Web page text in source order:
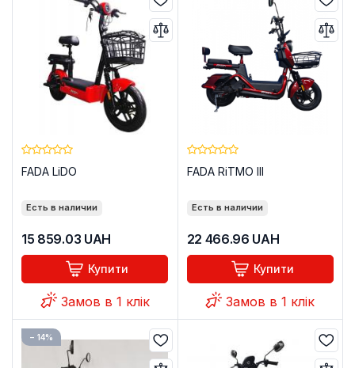
FADA LiDO
Есть в наличии
15 859.03 UAH
Купити
Замов в 1 клік
FADA RiTMO III
Есть в наличии
22 466.96 UAH
Купити
Замов в 1 клік
− 14%